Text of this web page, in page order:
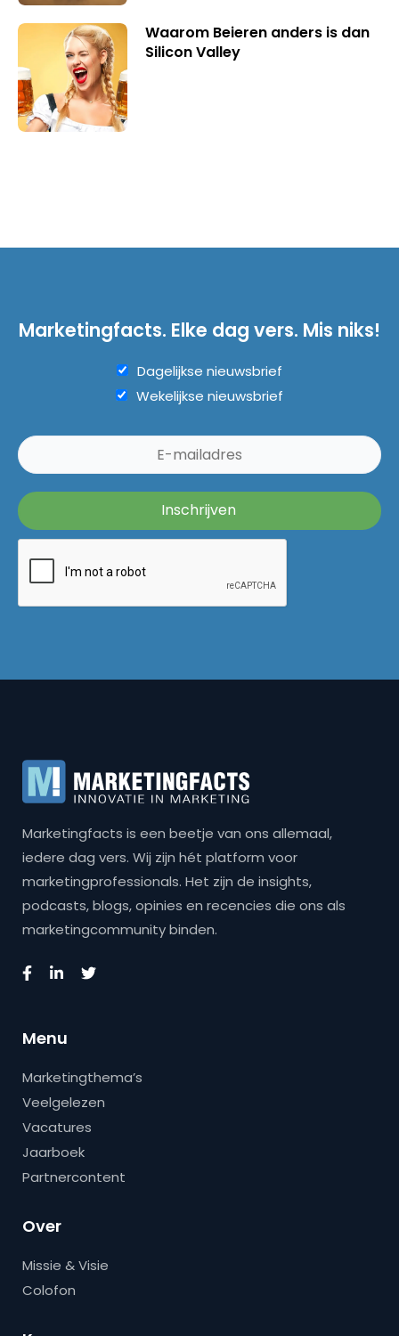
Waarom Beieren anders is dan
Silicon Valley
Marketingfacts. Elke dag vers. Mis niks!
Dagelijkse nieuwsbrief
Wekelijkse nieuwsbrief
Marketingfacts is een beetje van ons allemaal,
iedere dag vers. Wij zijn hét platform voor
marketingprofessionals. Het zijn de insights,
podcasts, blogs, opinies en recencies die ons als
marketingcommunity binden.
Menu
Marketingthema’s
Veelgelezen
Vacatures
Jaarboek
Partnercontent
Over
Missie & Visie
Colofon